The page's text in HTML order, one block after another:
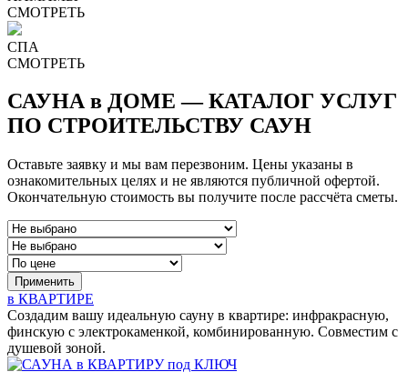
СМОТРЕТЬ
СПА
СМОТРЕТЬ
САУНА в ДОМЕ — КАТАЛОГ УСЛУГ
ПО СТРОИТЕЛЬСТВУ САУН
Оставьте заявку и мы вам перезвоним. Цены указаны в
ознакомительных целях и не являются публичной офертой.
Окончательную стоимость вы получите после рассчёта сметы.
Применить
в КВАРТИРЕ
Создадим вашу идеальную сауну в квартире: инфракрасную,
финскую с электрокаменкой, комбинированную. Совместим с
душевой зоной.